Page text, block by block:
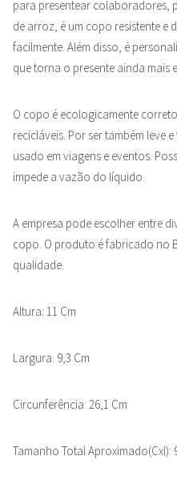
para presentear colaboradores,
de arroz, é um copo resistente e
facilmente. Além disso, é
que torna o presente ainda mais
O copo é ecologicamente
recicláveis. Por ser também leve
usado em viagens e eventos.
impede a vazão do líquido.
A empresa pode escolher entre
copo. O produto é fabricado no
qualidade.
Altura: 11 Cm
Largura: 9,3 Cm
Circunferência: 26,1 Cm
Tamanho Total Aproximado(Cxl):